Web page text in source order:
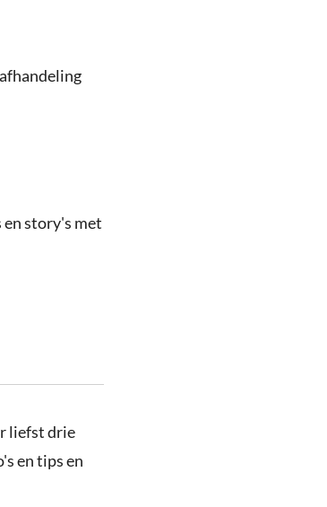
en story's met
liefst drie
en tips en